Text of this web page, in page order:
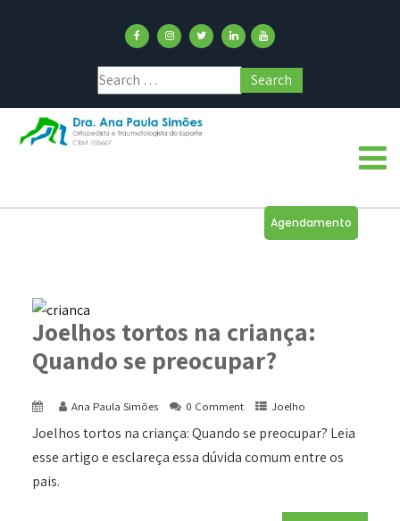
Agendamento
Joelhos tortos na criança:
Quando se preocupar?
Ana Paula Simões 0 Comment Joelho
Joelhos tortos na criança: Quando se preocupar? Leia
esse artigo e esclareça essa dúvida comum entre os
pais.